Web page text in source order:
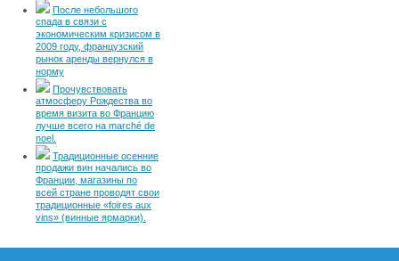
После небольшого
спада в связи с
экономическим кризисом в
2009 году, французский
рынок аренды вернулся в
норму
Прочувствовать
атмосферу Рождества во
время визита во Францию
лучше всего на marché de
noel.
Традиционные осенние
продажи вин начались во
Франции, магазины по
всей стране проводят свои
традиционные «foires aux
vins» (винные ярмарки).